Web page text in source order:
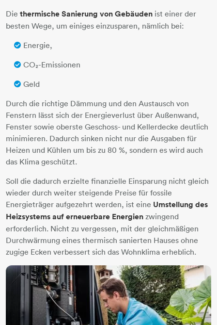
Die thermische Sanierung von Gebäuden ist einer der
besten Wege, um einiges einzusparen, nämlich bei:
Energie,
CO₂-Emissionen
Geld
Durch die richtige Dämmung und den Austausch von
Fenstern lässt sich der Energieverlust über Außenwand,
Fenster sowie oberste Geschoss- und Kellerdecke deutlich
minimieren. Dadurch sinken nicht nur die Ausgaben für
Heizen und Kühlen um bis zu 80 %, sondern es wird auch
das Klima geschützt.
Soll die dadurch erzielte finanzielle Einsparung nicht gleich
wieder durch weiter steigende Preise für fossile
Energieträger aufgezehrt werden, ist eine Umstellung des
Heizsystems auf erneuerbare Energien zwingend
erforderlich. Nicht zu vergessen, mit der gleichmäßigen
Durchwärmung eines thermisch sanierten Hauses ohne
zugige Ecken verbessert sich das Wohnklima erheblich.